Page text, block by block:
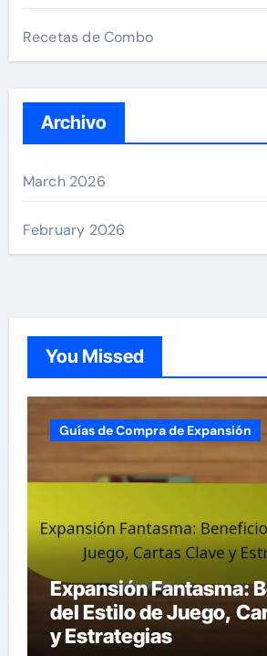
Recetas de Combo
Archivo
March 2026
February 2026
You Missed
Guías de Compra de Expansión
Expansión Fantasma:
del Estilo de Juego,
y Estrategias